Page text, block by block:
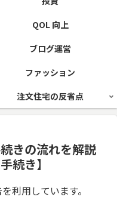
QOL 向上
ブログ運営
ファッション
注文住宅の反省点
きの流れを解説
続き】
利用しています。